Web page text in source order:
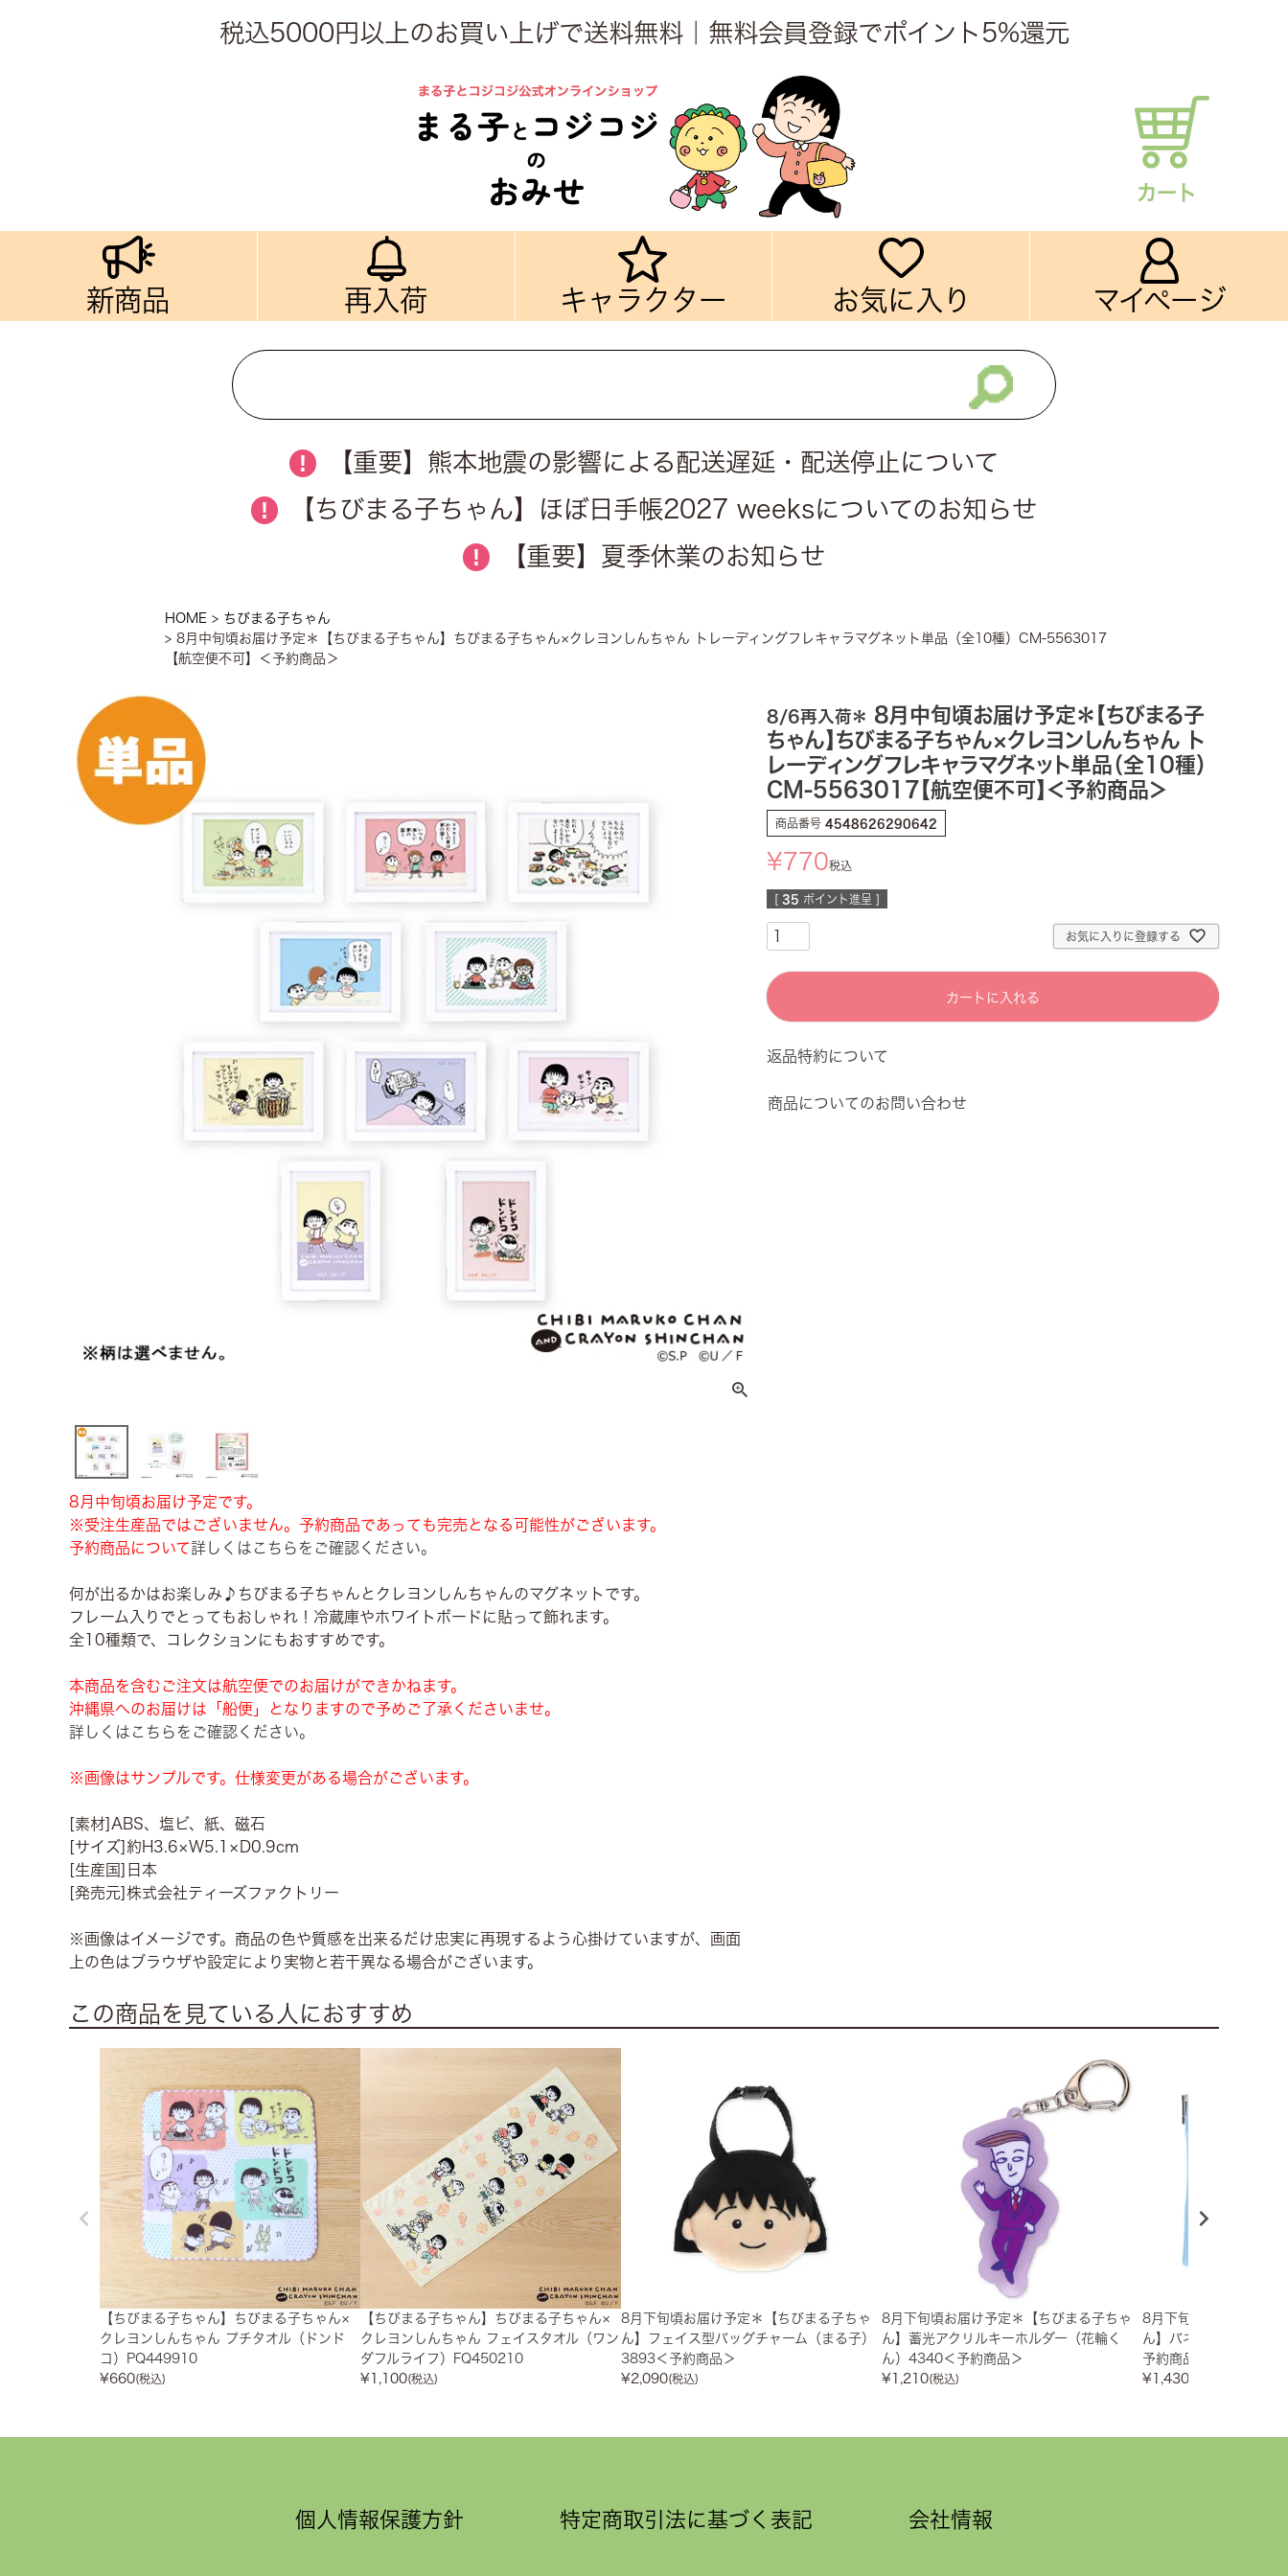
税込5000円以上のお買い上げで送料無料｜無料会員登録でポイント5%還元
カート
新商品 再入荷 キャラクター お気に入り マイページ
! 【重要】熊本地震の影響による配送遅延・配送停止について
! 【ちびまる子ちゃん】ほぼ日手帳2027 weeksについてのお知らせ
! 【重要】夏季休業のお知らせ
HOME
ちびまる子ちゃん
8月中旬頃お届け予定＊【ちびまる子ちゃん】ちびまる子ちゃん×クレヨンしんちゃん トレーディングフレキャラマグネット単品（全10種）CM-5563017
【航空便不可】＜予約商品＞
8月中旬頃お届け予定です。
※受注生産品ではございません。予約商品であっても完売となる可能性がございます。
予約商品について詳しくはこちらをご確認ください。
何が出るかはお楽しみ♪ちびまる子ちゃんとクレヨンしんちゃんのマグネットです。
フレーム入りでとってもおしゃれ！冷蔵庫やホワイトボードに貼って飾れます。
全10種類で、コレクションにもおすすめです。
本商品を含むご注文は航空便でのお届けができかねます。
沖縄県へのお届けは「船便」となりますので予めご了承くださいませ。
詳しくはこちらをご確認ください。
※画像はサンプルです。仕様変更がある場合がございます。
[素材]ABS、塩ビ、紙、磁石
[サイズ]約H3.6×W5.1×D0.9cm
[生産国]日本
[発売元]株式会社ティーズファクトリー
※画像はイメージです。商品の色や質感を出来るだけ忠実に再現するよう心掛けていますが、画面
上の色はブラウザや設定により実物と若干異なる場合がございます。
8/6再入荷＊ 8月中旬頃お届け予定＊【ちびまる子
ちゃん】ちびまる子ちゃん×クレヨンしんちゃん ト
レーディングフレキャラマグネット単品（全10種）
CM-5563017【航空便不可】＜予約商品＞
商品番号 4548626290642
¥770税込
[ 35 ポイント進呈 ]
お気に入りに登録する
カートに入れる
返品特約について
商品についてのお問い合わせ
この商品を見ている人におすすめ
【ちびまる子ちゃん】ちびまる子ちゃん×
クレヨンしんちゃん プチタオル（ドンド
コ）PQ449910
¥660(税込)
【ちびまる子ちゃん】ちびまる子ちゃん×
クレヨンしんちゃん フェイスタオル（ワン
ダフルライフ）FQ450210
¥1,100(税込)
8月下旬頃お届け予定＊【ちびまる子ちゃ
ん】フェイス型バッグチャーム（まる子）
3893＜予約商品＞
¥2,090(税込)
8月下旬頃お届け予定＊【ちびまる子ちゃ
ん】蓄光アクリルキーホルダー（花輪く
ん）4340＜予約商品＞
¥1,210(税込)
8月下旬頃お届け予定
ん】バネポーチ（おか
予約商品＞
¥1,430
個人情報保護方針 特定商取引法に基づく表記 会社情報